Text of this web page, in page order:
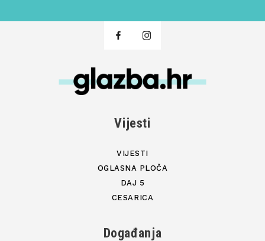
Vijesti
VIJESTI
OGLASNA PLOČA
DAJ 5
CESARICA
Događanja